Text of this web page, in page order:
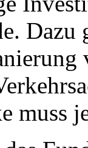
Dazu
muss